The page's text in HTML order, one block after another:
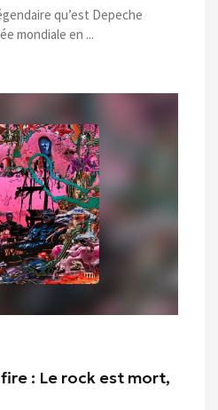
qu’est Depeche
mondiale en ...
: Le rock est mort,